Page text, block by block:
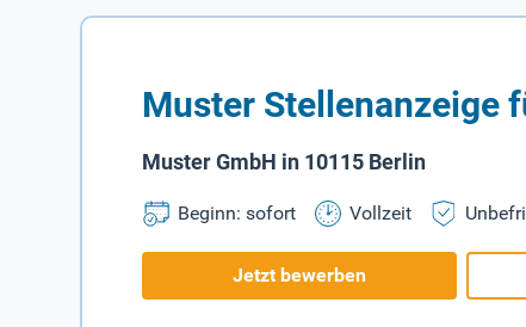
Muster Stellenanzeige
Muster GmbH in 10115 Berlin
Beginn: sofort Vollzeit
Jetzt bewerben